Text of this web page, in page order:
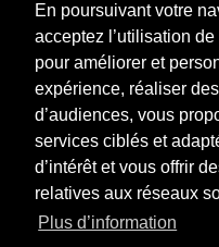
En poursuivant votre
acceptez l’utilisation
pour améliorer et
expérience, réaliser
d’audiences, vous
services ciblés et
d’intérêt et vous offrir
relatives aux réseaux
Plus d’information
Destination
Interviews
L'instant précieux
Le saviez-vous
Paroles de
Place à la fête
Sweet Home
Testé pour vous